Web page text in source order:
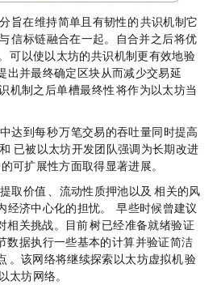
键部分，旨在维持简单且有韧性的 POS 共识机制，它
与 POS 信标链融合在一起。自合并之后，将优
。SSF 可以使以太坊的共识机制更有效地验
出并最终确定区块，从而减少交易延
识机制之后，单槽最终性（SSF）将作为以太坊当
L2网络中达到每秒 10 万笔交易的吞吐量，同时提高
准和 interop 已被以太坊开发团队强调为长期改进
本身的可扩展性方面取得显著进展。
可提取价值（MEV）、流动性质押池以及 rollup 相关的风
中心化的担忧。Vitalik Buterin 早些时候曾建议
挑战。目前，Verkle 树已经准备就绪，验证
据，执行一些基本的计算，并验证简洁
）。该网络将继续探索以太坊虚拟机（EVM）验
以太坊网络。